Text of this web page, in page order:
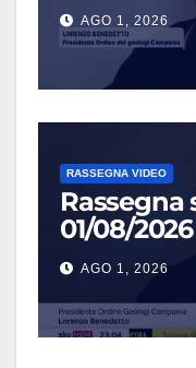
AGO 1, 2026
RASSEGNA VIDEO
Rassegna
01/08/2026
AGO 1, 2026